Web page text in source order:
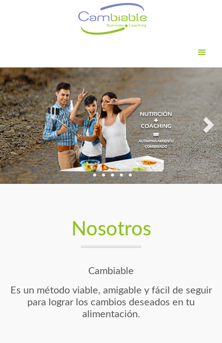
Nosotros
Cambiable
Es un método viable, amigable y fácil de seguir
para lograr los cambios deseados en tu
alimentación.